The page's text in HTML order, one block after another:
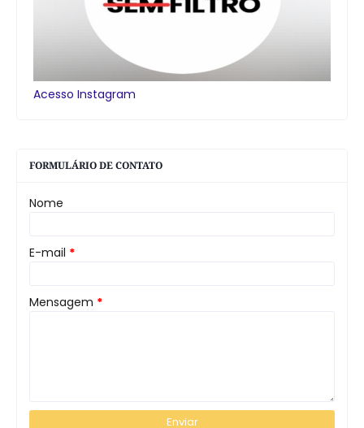
Acesso Instagram
FORMULÁRIO DE CONTATO
Nome
E-mail *
Mensagem *